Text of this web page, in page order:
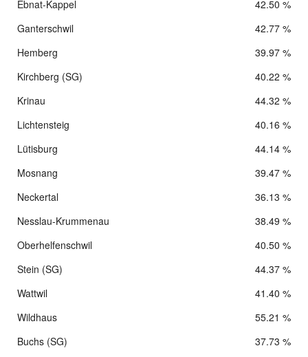
Ebnat-Kappel
42.50 %
Ganterschwil
42.77 %
Hemberg
39.97 %
Kirchberg (SG)
40.22 %
Krinau
44.32 %
Lichtensteig
40.16 %
Lütisburg
44.14 %
Mosnang
39.47 %
Neckertal
36.13 %
Nesslau-Krummenau
38.49 %
Oberhelfenschwil
40.50 %
Stein (SG)
44.37 %
Wattwil
41.40 %
Wildhaus
55.21 %
Buchs (SG)
37.73 %